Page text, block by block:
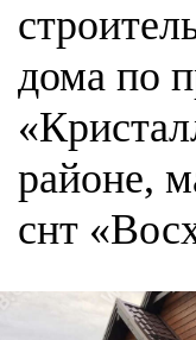
дома по
районе,
снт